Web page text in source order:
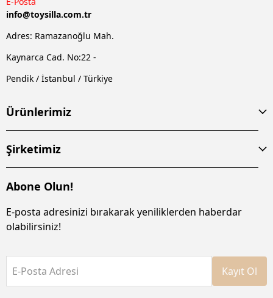
info@toysilla.com.tr
Adres: Ramazanoğlu Mah.
Kaynarca Cad. No:22 -
Pendik / İstanbul / Türkiye
Ürünlerimiz
Şirketimiz
Abone Olun!
E-posta adresinizi bırakarak yeniliklerden haberdar
olabilirsiniz!
E-Posta Adresi Kayıt Ol